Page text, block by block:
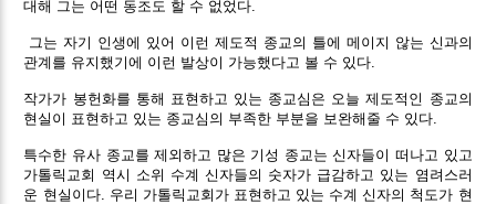
대해 그는 어떤 동조도 할 수 없었다.
그는 자기 인생에 있어 이런 제도적 종교의 틀에 메이지 않는 신과의
관계를 유지했기에 이런 발상이 가능했다고 볼 수 있다.
작가가 봉헌화를 통해 표현하고 있는 종교심은 오늘 제도적인 종교의
현실이 표현하고 있는 종교심의 부족한 부분을 보완해줄 수 있다.
특수한 유사 종교를 제외하고 많은 기성 종교는 신자들이 떠나고 있고
가톨릭교회 역시 소위 수계 신자들의 숫자가 급감하고 있는 염려스러
운 현실이다. 우리 가톨릭교회가 표현하고 있는 수계 신자의 척도가 현